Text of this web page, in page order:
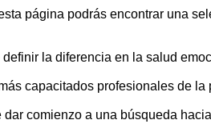
página podrás encontrar una
la diferencia en la salud
capacitados profesionales de
comienzo a una búsqueda